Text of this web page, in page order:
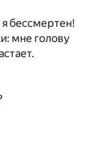
бессмертен!
мне голову